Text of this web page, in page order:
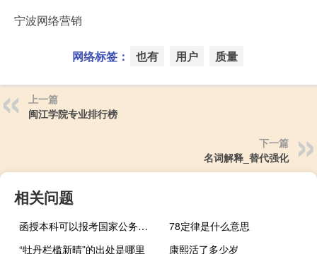
宁波网络营销
网络标签： 也有 用户 质量
上一篇
闽江学院专业排行榜
下一篇
名词解释_替代强化
相关问题
函授本科可以报考国家公务员吗
78定律是什么意思
“牡丹栏槛新晴”的出处是哪里
康熙活了多少岁